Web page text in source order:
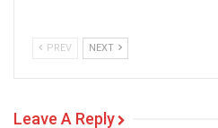
PREV NEXT
Leave A Reply